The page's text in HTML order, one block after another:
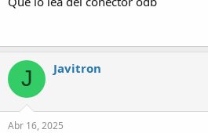
J Javitron
Abr 16, 2025